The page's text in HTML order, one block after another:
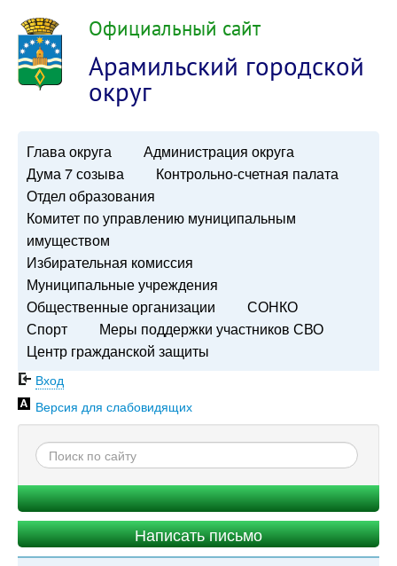
Официальный сайт
Арамильский городской
округ
Глава округа
Администрация округа
Дума 7 созыва
Контрольно-счетная палата
Отдел образования
Комитет по управлению муниципальным
имуществом
Избирательная комиссия
Муниципальные учреждения
Общественные организации
СОНКО
Спорт
Меры поддержки участников СВО
Центр гражданской защиты
Вход
Версия для слабовидящих
Написать письмо